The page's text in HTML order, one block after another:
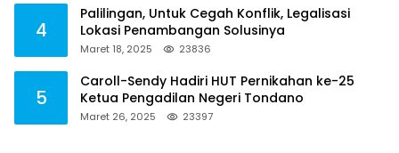
4
Palilingan, Untuk Cegah Konflik, Legalisasi
Lokasi Penambangan Solusinya
Maret 18, 2025 23836
5
Caroll-Sendy Hadiri HUT Pernikahan ke-25
Ketua Pengadilan Negeri Tondano
Maret 26, 2025 23397